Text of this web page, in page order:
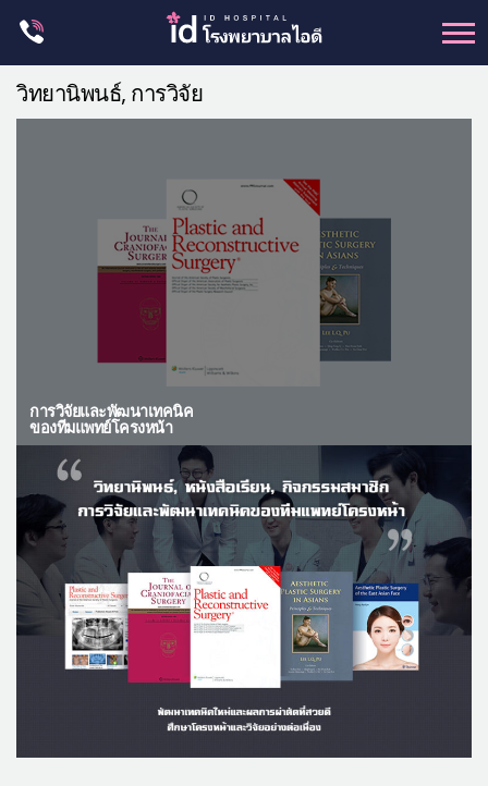
ศัลยกรรม โครงหน้า
ขากรรไกร
แผนกผิวหนัง
แผนกศัลยกรรมจุดซ่อนเร้น
เครื่องสำอาง
let-me-in
วิทยานิพนธ์, การวิจัย
การวิจัยและพัฒนาเทคนิค
ของทีมแพทย์โครงหน้า